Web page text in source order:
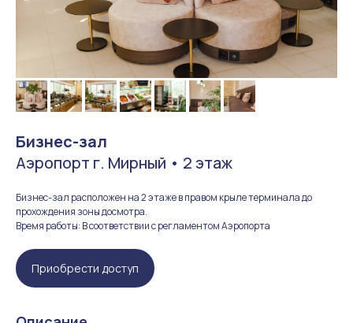
Бизнес-зал
Аэропорт г. Мирный • 2 этаж
Бизнес-зал расположен на 2 этаже в правом крыле терминала до
прохождения зоны досмотра.
Время работы: В соответствии с регламентом Аэропорта
Приобрести доступ